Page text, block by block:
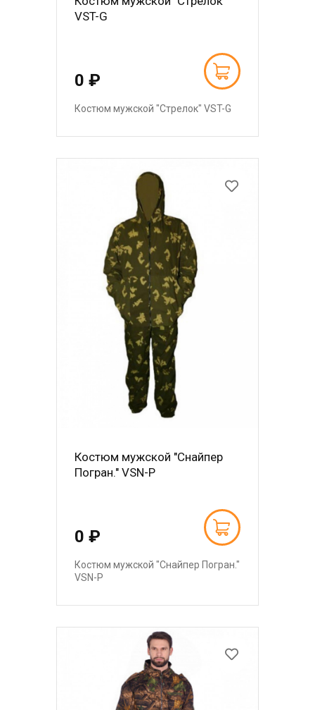
VST-G
0 ₽
Костюм мужской "Стрелок" VST-G
Костюм мужской "Снайпер
Погран." VSN-P
0 ₽
Костюм мужской "Снайпер Погран."
VSN-P